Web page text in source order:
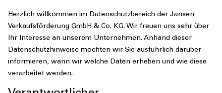
Herzlich willkommen im Datenschutzbereich der Jansen
Verkaufsförderung GmbH & Co. KG. Wir freuen uns sehr über
Ihr Interesse an unserem Unternehmen. Anhand dieser
Datenschutzhinweise möchten wir Sie ausführlich darüber
informieren, wann wir welche Daten erheben und wie diese
verarbeitet werden.